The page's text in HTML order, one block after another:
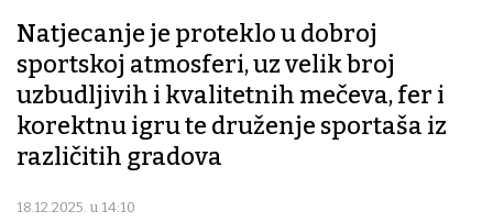
Natjecanje je proteklo u dobroj
sportskoj atmosferi, uz velik broj
uzbudljivih i kvalitetnih mečeva, fer i
korektnu igru te druženje sportaša iz
različitih gradova
18.12.2025. u 14:10